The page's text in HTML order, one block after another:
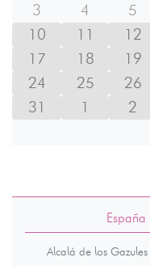
3
4 5
10
11 12
17
18 19
24
25 26
31
1 2
España
Alcalá de los Gazules